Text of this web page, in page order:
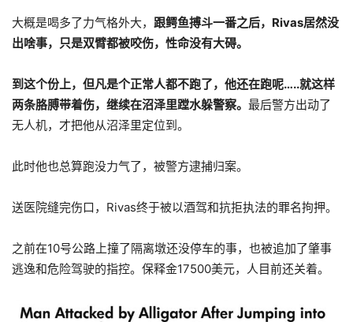
大概是喝多了力气格外大， 跟鳄鱼搏斗一番之后，Rivas居然没
出啥事，只是双臂都被咬伤，性命没有大碍。
到这个份上，但凡是个正常人都不跑了，他还在跑呢…..就这样
两条胳膊带着伤，继续在沼泽里蹚水躲警察。 最后警方出动了
无人机，才把他从沼泽里定位到。
此时他也总算跑没力气了，被警方逮捕归案。
送医院缝完伤口，Rivas终于被以酒驾和抗拒执法的罪名拘押。
之前在10号公路上撞了隔离墩还没停车的事，也被追加了肇事
逃逸和危险驾驶的指控。保释金17500美元，人目前还关着。